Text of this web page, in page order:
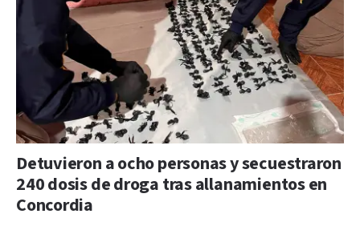
Detuvieron a ocho personas y secuestraron
240 dosis de droga tras allanamientos en
Concordia